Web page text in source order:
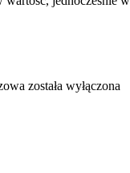
została wyłączona